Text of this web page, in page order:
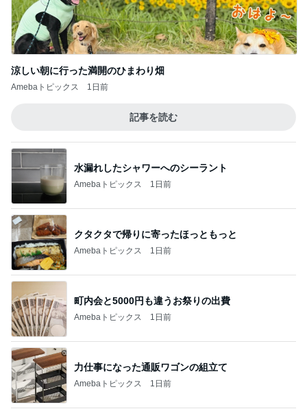
涼しい朝に行った満開のひまわり畑
Amebaトピックス 1日前
記事を読む
水漏れしたシャワーへのシーラント
Amebaトピックス 1日前
クタクタで帰りに寄ったほっともっと
Amebaトピックス 1日前
町内会と5000円も違うお祭りの出費
Amebaトピックス 1日前
力仕事になった通販ワゴンの組立て
Amebaトピックス 1日前